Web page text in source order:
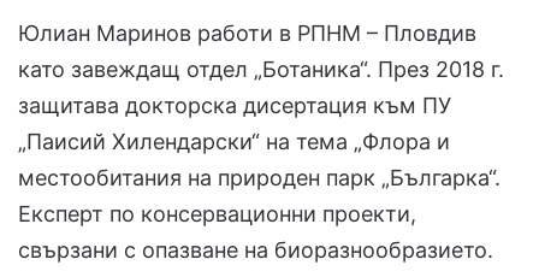
Юлиан Маринов работи в РПНМ – Пловдив
като завеждащ отдел „Ботаника“. През 2018 г.
защитава докторска дисертация към ПУ
„Паисий Хилендарски“ на тема „Флора и
местообитания на природен парк „Българка“.
Експерт по консервационни проекти,
свързани с опазване на биоразнообразието.